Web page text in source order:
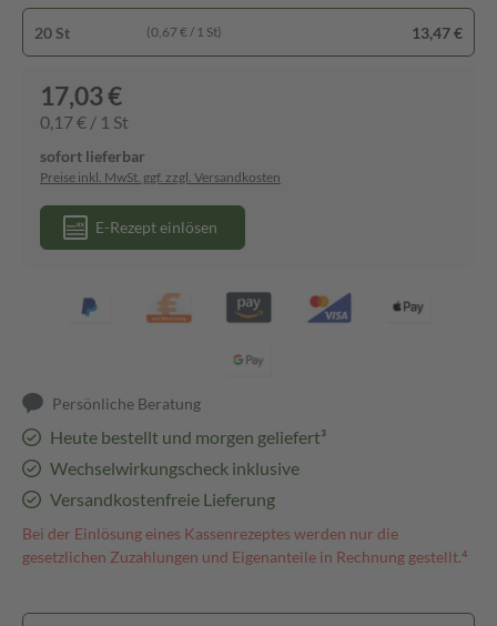
20 St (0,67 € / 1 St) 13,47 €
17,03 €
0,17 € / 1 St
sofort lieferbar
Preise inkl. MwSt. ggf. zzgl. Versandkosten
E-Rezept einlösen
Persönliche Beratung
Heute bestellt und morgen geliefert³
Wechselwirkungscheck inklusive
Versandkostenfreie Lieferung
Bei der Einlösung eines Kassenrezeptes werden nur die
gesetzlichen Zuzahlungen und Eigenanteile in Rechnung gestellt.⁴